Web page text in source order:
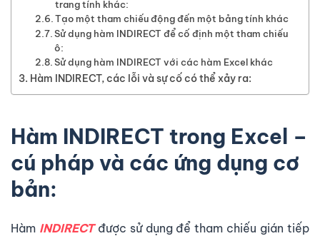
trang tính khác:
Tạo một tham chiếu động đến một bảng tính khác
Sử dụng hàm INDIRECT để cố định một tham chiếu
ô:
Sử dụng hàm INDIRECT với các hàm Excel khác
Hàm INDIRECT, các lỗi và sự cố có thể xảy ra:
Hàm INDIRECT trong Excel –
cú pháp và các ứng dụng cơ
bản:
Hàm INDIRECTđược sử dụng để tham chiếu gián tiếp